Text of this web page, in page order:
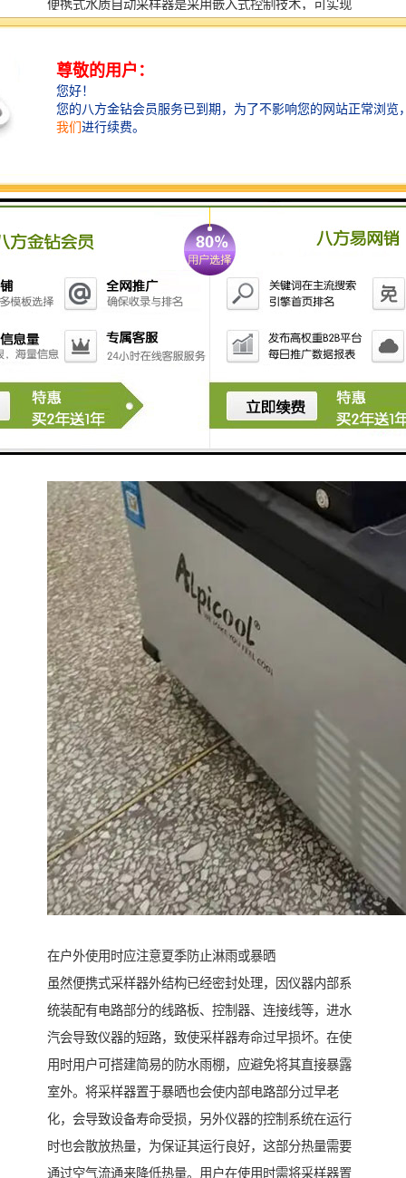
便携式水质自动采样器是采用嵌入式控制技术，可实现
按定时、时间等比例、流量等比例和同步采样方式采
样，具有一键采样、密码保护、断电保护等保护功能，
采用电池供电和交流供电相结合的方式，便于携带的一
款智能水质自动采样器。科学严谨的水样平行技术，可
作采样。设备具有体积小、易携带、使用简便、多种采
在户外使用时应注意夏季防止淋雨或暴晒
虽然便携式采样器外结构已经密封处理，因仪器内部系
统装配有电路部分的线路板、控制器、连接线等，进水
汽会导致仪器的短路，致使采样器寿命过早损坏。在使
用时用户可搭建简易的防水雨棚，应避免将其直接暴露
室外。将采样器置于暴晒也会使内部电路部分过早老
化，会导致设备寿命受损，另外仪器的控制系统在运行
时也会散放热量，为保证其运行良好，这部分热量需要
通过空气流通来降低热量。用户在使用时需将采样器置